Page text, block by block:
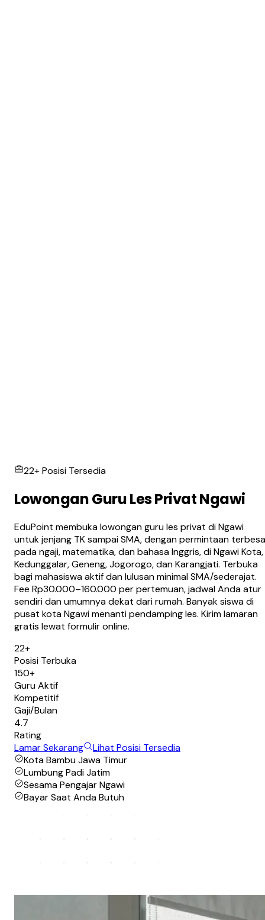
22+ Posisi Tersedia
Lowongan Guru Les Privat Ngawi
EduPoint membuka lowongan guru les privat di Ngawi
untuk jenjang TK sampai SMA, dengan permintaan
pada ngaji, matematika, dan bahasa Inggris, di Ngawi Kota,
Kedunggalar, Geneng, Jogorogo, dan Karangjati. Terbuka
bagi mahasiswa aktif dan lulusan minimal SMA/sederajat.
Fee Rp30.000–160.000 per pertemuan, jadwal Anda atur
sendiri dan umumnya dekat dari rumah. Banyak siswa di
pusat kota Ngawi menanti pendamping les. Kirim lamaran
gratis lewat formulir online.
22+
Posisi Terbuka
150+
Guru Aktif
Kompetitif
Gaji/Bulan
4.7
Rating
Lamar Sekarang
Lihat Posisi Tersedia
Kota Bambu Jawa Timur
Lumbung Padi Jatim
Sesama Pengajar Ngawi
Bayar Saat Anda Butuh